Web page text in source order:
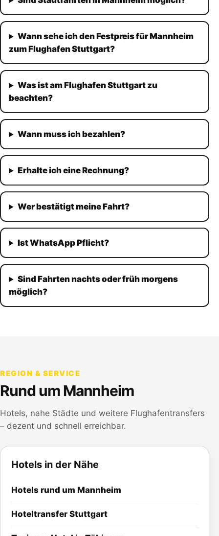
Wann sehe ich den Festpreis für Mannheim
zum Flughafen Stuttgart?
Was ist am Flughafen Stuttgart zu
beachten?
Wann muss ich bezahlen?
Erhalte ich eine Rechnung?
Wer bestätigt meine Fahrt?
Ist WhatsApp Pflicht?
Sind Fahrten nachts oder früh morgens
möglich?
REGION & SERVICE
Rund umMannheim
Hotels, nahe Städte und weitere Flughafentransfers
– dezent und schnell erreichbar.
Hotels in der Nähe
Hotels rund um Mannheim
Hoteltransfer Stuttgart